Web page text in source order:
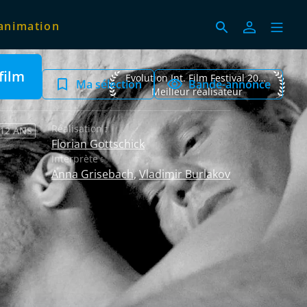
Evolution Int. Film Festival 2015
Evolution Int. Film Festival 2015
Meilleur réalisateur
Ma sélection Bande-annonce
ANS Réalisation :
Florian Gottschick
Interprète :
Anna Grisebach,Vladimir Burlakov